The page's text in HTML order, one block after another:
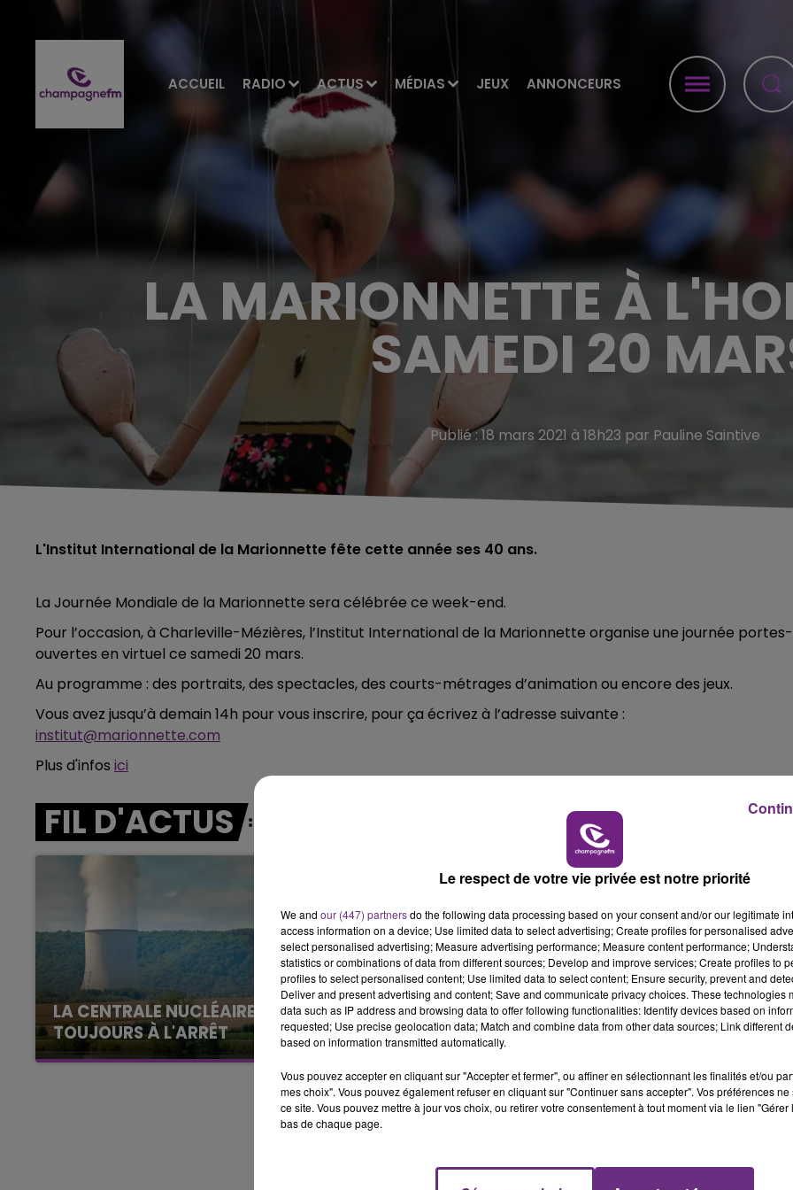
ACCUEIL RADIO ACTUS MÉDIAS JEUX ANNONCEURS
5h00 - 6h00
LE BEST OF DE LA FAMILLE
CHAMPAGNE FM
LA FAMILLE
LA MARIONNETTE À
SAMEDI 20
Publié : 18 mars 2021 à 18h23 par Pauline Saintive
L'Institut International de la Marionnette fête cette année ses 40 ans.
La Journée Mondiale de la Marionnette sera célébrée ce week-end.
Pour l’occasion, à Charleville-Mézières, l’Institut International de la Marionnette organise une journée portes-
ouvertes en virtuel ce samedi 20 mars.
Au programme : des portraits, des spectacles, des courts-métrages d’animation ou encore des jeux.
Vous avez jusqu’à demain 14h pour vous inscrire, pour ça écrivez à l’adresse suivante :
institut@marionnette.com
Plus d'infos ici
FIL D'ACTUS
LA CENTRALE NUCLÉAIRE DE CHOOZ
TOUJOURS À L'ARRÊT
Cela fait déjà une semaine que la centrale
nucléaire ardennaise est à l'arrêt. Une situation
justifiée par la sécheresse intense qui est
LE MAGASIN JOUÉCLUB DE REIMS FERME
SES PORTES
C'était l'une des institutions du centre-ville
rémois. Le magasin JouéClub est contraint de
fermer ses portes.
Le respect de votre vie privée est notre priorité
We and our (447) partnersdo the following data processing based on your consent and/or our legitimate
access information on a device; Use limited data to select advertising; Create profiles for personalised
select personalised advertising; Measure advertising performance; Measure content performance;
statistics or combinations of data from different sources; Develop and improve services; Create profiles to
profiles to select personalised content; Use limited data to select content; Ensure security, prevent and
Deliver and present advertising and content; Save and communicate privacy choices. These technologies
data such as IP address and browsing data to offer following functionalities: Identify devices based on
requested; Use precise geolocation data; Match and combine data from other data sources; Link different
based on information transmitted automatically.
Vous pouvez accepter en cliquant sur "Accepter et fermer", ou affiner en sélectionnant les finalités et/ou
mes choix". Vous pouvez également refuser en cliquant sur "Continuer sans accepter". Vos préférences
ce site. Vous pouvez mettre à jour vos choix, ou retirer votre consentement à tout moment via le lien
bas de chaque page.